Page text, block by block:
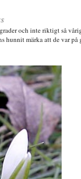
och inte riktigt så
hunnit märka att de var på